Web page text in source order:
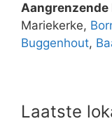
Mariekerke,
Buggenhout,
Laatste